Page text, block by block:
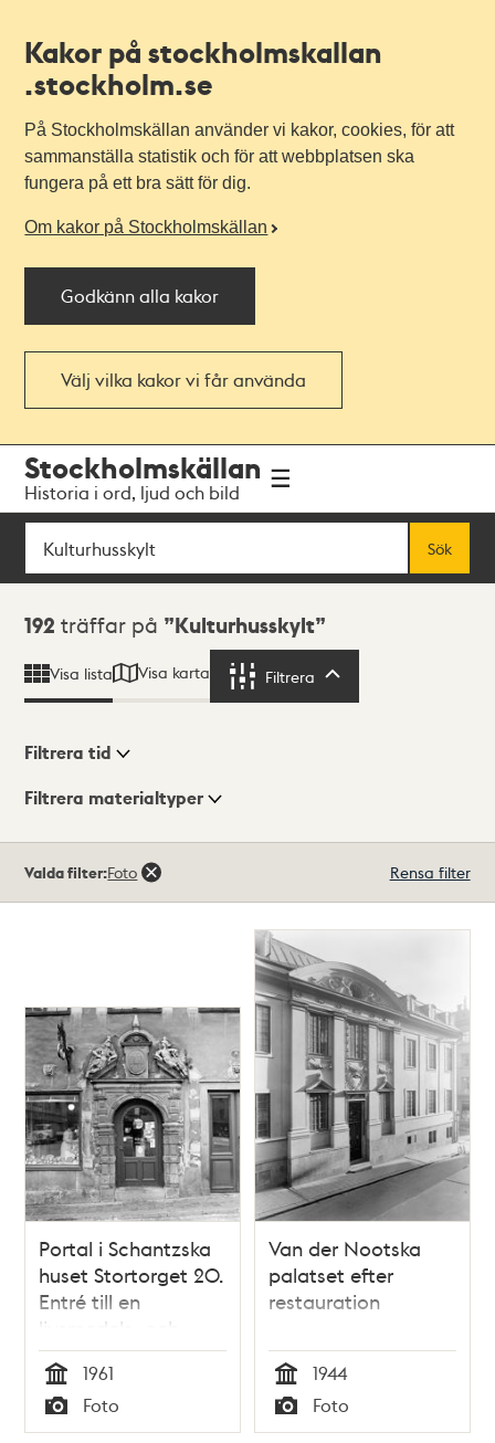
Kakor på stockholmskallan
.stockholm.se
På Stockholmskällan använder vi kakor, cookies, för att
sammanställa statistik och för att webbplatsen ska
fungera på ett bra sätt för dig.
Om kakor på Stockholmskällan
Godkänn alla kakor
Välj vilka kakor vi får använda
navigationen
huvudinnehållet
Stockholmskällan
Historia i ord, ljud och bild
Sök
Sök
Sökresultat
192 träffar på Kulturhusskylt
Visa lista Visa karta Filtrera
Visningsläge
Filtrera tid
Filtrera materialtyper
192träffar
Valda filter:Foto Rensa filter
Portal i Schantzska
huset Stortorget 20.
Entré till en
livsmedels- och
mjölkaffär.
Tid
1961
Typ
Foto
Van der Nootska
palatset efter
restauration
Tid
1944
Typ
Foto